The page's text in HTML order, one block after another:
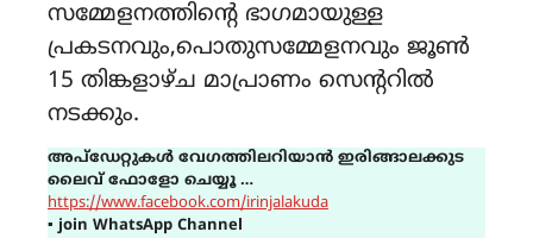
സമ്മേളനത്തിൻ്റെ ഭാഗമായുള്ള
പ്രകടനവും,പൊതുസമ്മേളനവും ജൂൺ
15 തിങ്കളാഴ്ച മാപ്രാണം സെൻ്ററിൽ
നടക്കും.
അപ്ഡേറ്റുകൾ വേഗത്തിലറിയാൻ ഇരിങ്ങാലക്കുട
ലൈവ് ഫോളോ ചെയ്യൂ …
https://www.facebook.com/irinjalakuda
▪join WhatsApp Channel